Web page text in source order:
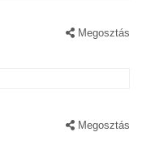
Megosztás
Megosztás